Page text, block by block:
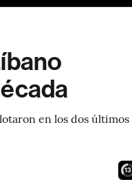
en los dos últimos
11